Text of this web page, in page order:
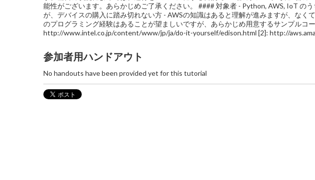
能性がございます。あらかじめご了承ください。 #### 対象者 - Python, AWS, IoT の
が、デバイスの購入に踏み切れない方 - AWSの知識はあると理解が進みますが、なく
のプログラミング経験はあることが望ましいですが、あらかじめ用意するサンプルコ
http://www.intel.co.jp/content/www/jp/ja/do-it-yourself/edison.html [2]: http://
参加者用ハンドアウト
No handouts have been provided yet for this tutorial